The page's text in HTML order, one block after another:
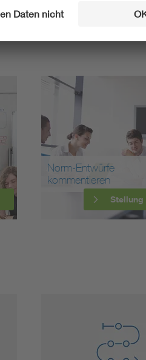
Norm-Entwürfe
kommentieren
Stellung